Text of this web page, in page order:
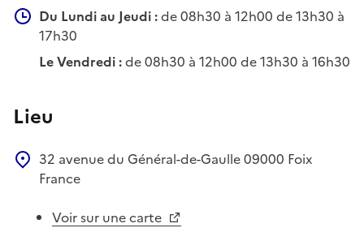
Du Lundi au Jeudi :de 08h30 à 12h00 de 13h30 à
17h30
Le Vendredi :de 08h30 à 12h00 de 13h30 à 16h30
Lieu
32 avenue du Général-de-Gaulle09000 Foix
France
Voir sur une carte